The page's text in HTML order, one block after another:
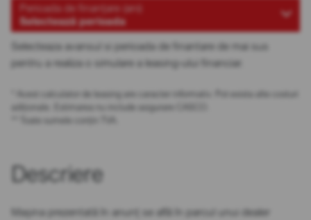
Perioada de finanțare (ani)
Selectează perioada
Selecteaza avansul si perioada de finantare de mai sus
pentru a realiza o simulare a leasing-ului financiar.
* Acest calculator de leasing are caracter informativ. Pot exista alte costuri
adiționale. Estimarea nu include asigurare CASCO.
** Toate sumele conțin TVA.
Descriere
Mașina prezentată în anunț se află în parcul unui dealer